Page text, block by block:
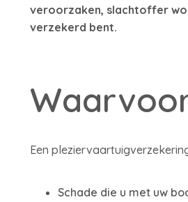
veroorzaken, slachtoffer
verzekerd bent.
Een
Schade die u met uw